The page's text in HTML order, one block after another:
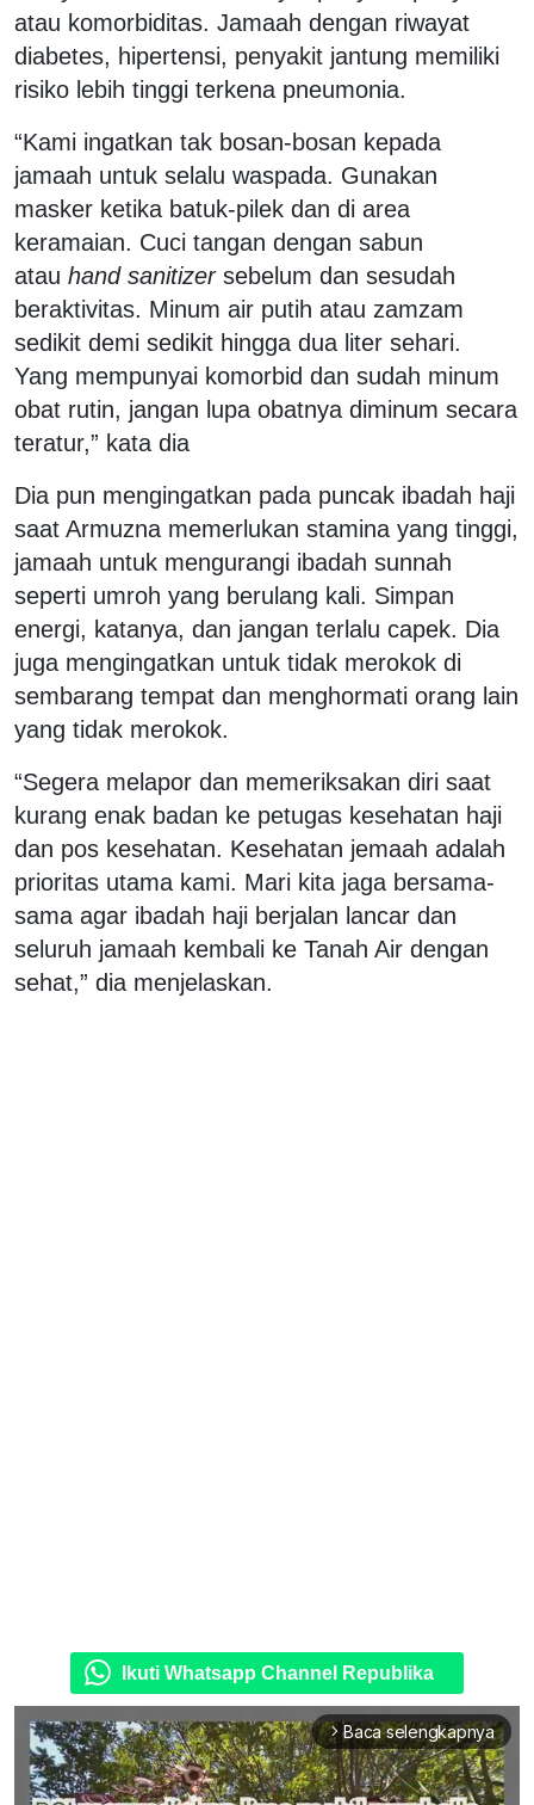
atau komorbiditas. Jamaah dengan riwayat
diabetes, hipertensi, penyakit jantung memiliki
risiko lebih tinggi terkena pneumonia.
“Kami ingatkan tak bosan-bosan kepada
jamaah untuk selalu waspada. Gunakan
masker ketika batuk-pilek dan di area
keramaian. Cuci tangan dengan sabun
atau hand sanitizersebelum dan sesudah
beraktivitas. Minum air putih atau zamzam
sedikit demi sedikit hingga dua liter sehari.
Yang mempunyai komorbid dan sudah minum
obat rutin, jangan lupa obatnya diminum secara
teratur,” kata dia
Dia pun mengingatkan pada puncak ibadah haji
saat Armuzna memerlukan stamina yang tinggi,
jamaah untuk mengurangi ibadah sunnah
seperti umroh yang berulang kali. Simpan
energi, katanya, dan jangan terlalu capek. Dia
juga mengingatkan untuk tidak merokok di
sembarang tempat dan menghormati orang lain
yang tidak merokok.
“Segera melapor dan memeriksakan diri saat
kurang enak badan ke petugas kesehatan haji
dan pos kesehatan. Kesehatan jemaah adalah
prioritas utama kami. Mari kita jaga bersama-
sama agar ibadah haji berjalan lancar dan
seluruh jamaah kembali ke Tanah Air dengan
sehat,” dia menjelaskan.
Ikuti Whatsapp Channel Republika
arrow_forward_ios Baca selengkapnya